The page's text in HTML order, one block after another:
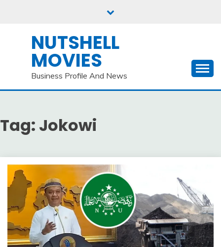
NUTSHELL
MOVIES
Business Profile And News
Tag: Jokowi